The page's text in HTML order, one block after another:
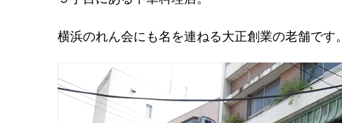
横浜のれん会にも名を連ねる大正創業の老舗です。